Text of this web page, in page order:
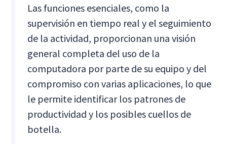
Las funciones esenciales, como la
supervisión en tiempo real y el seguimiento
de la actividad, proporcionan una visión
general completa del uso de la
computadora por parte de su equipo y del
compromiso con varias aplicaciones, lo que
le permite identificar los patrones de
productividad y los posibles cuellos de
botella.